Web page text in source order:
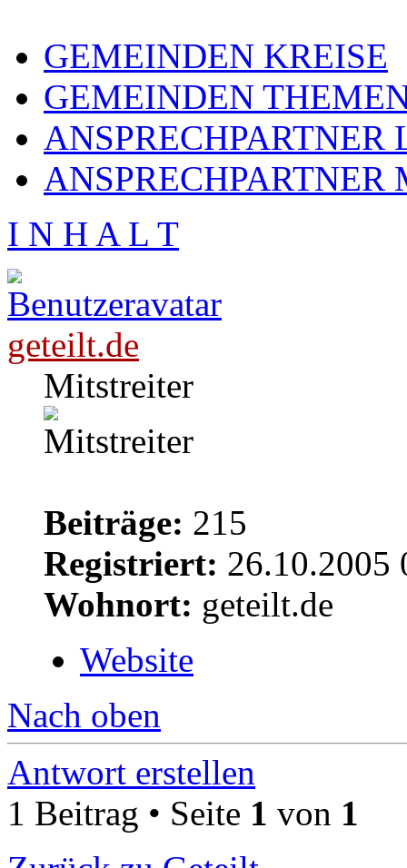
GEMEINDEN KREISE
GEMEINDEN
ANSPRECHPARTNER
ANSPRECHPARTNER
I N H A L T
geteilt.de
Mitstreiter
Beiträge: 215
Registriert: 26.10.2005
Wohnort: geteilt.de
Website
Nach oben
Antwort erstellen
1 Beitrag • Seite 1 von 1